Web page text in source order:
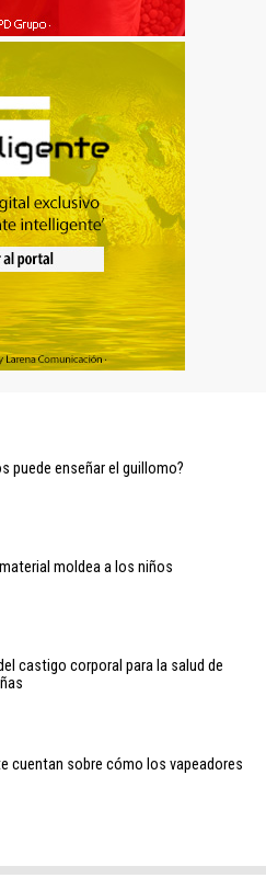
puede enseñar el guillomo?
moldea a los niños
castigo corporal para la salud de
cuentan sobre cómo los vapeadores